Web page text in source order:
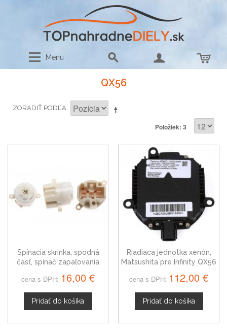
Menu
QX56
ZORADIŤ PODĽA
Položiek: 3
Spínacia skrinka, spodná
časť, spínač zapaľovania
cena s DPH: 16,00 €
Pridať do košíka
Riadiaca jednotka xenón,
Matsushita pre Infinity QX56
cena s DPH: 112,00 €
Pridať do košíka